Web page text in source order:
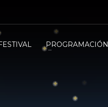
PROGRAMACIÓN